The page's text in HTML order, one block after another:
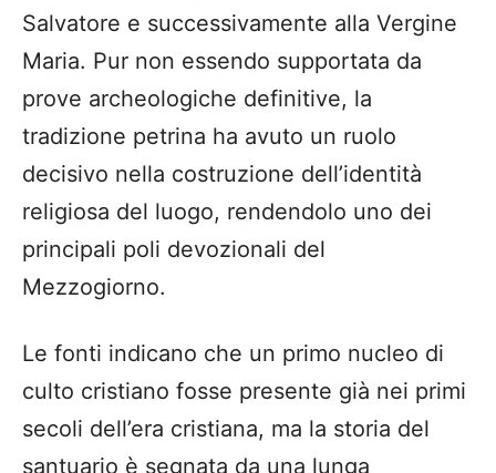
Salvatore e successivamente alla Vergine
Maria. Pur non essendo supportata da
prove archeologiche definitive, la
tradizione petrina ha avuto un ruolo
decisivo nella costruzione dell’identità
religiosa del luogo, rendendolo uno dei
principali poli devozionali del
Mezzogiorno.
Le fonti indicano che un primo nucleo di
culto cristiano fosse presente già nei primi
secoli dell’era cristiana, ma la storia del
santuario è segnata da una lunga